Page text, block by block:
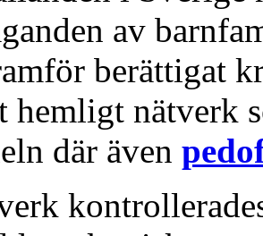
av
berättigat
nätverk
där även